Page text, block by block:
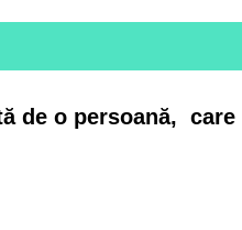
de o persoană,